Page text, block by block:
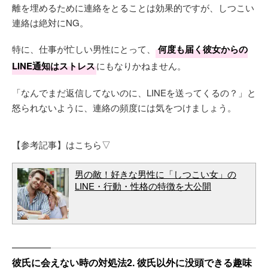
離を埋めるために連絡をとることは効果的ですが、しつこい
連絡は絶対にNG。
特に、仕事が忙しい男性にとって、
何度も届く彼女からの
LINE通知はストレスにもなりかねません。
「なんでまだ返信してないのに、LINEを送ってくるの？」と
怒られないように、連絡の頻度には気をつけましょう。
【参考記事】はこちら▽
男の敵！好きな男性に「しつこい女」の
LINE・行動・性格の特徴を大公開
彼氏に会えない時の対処法2. 彼氏以外に没頭できる趣味